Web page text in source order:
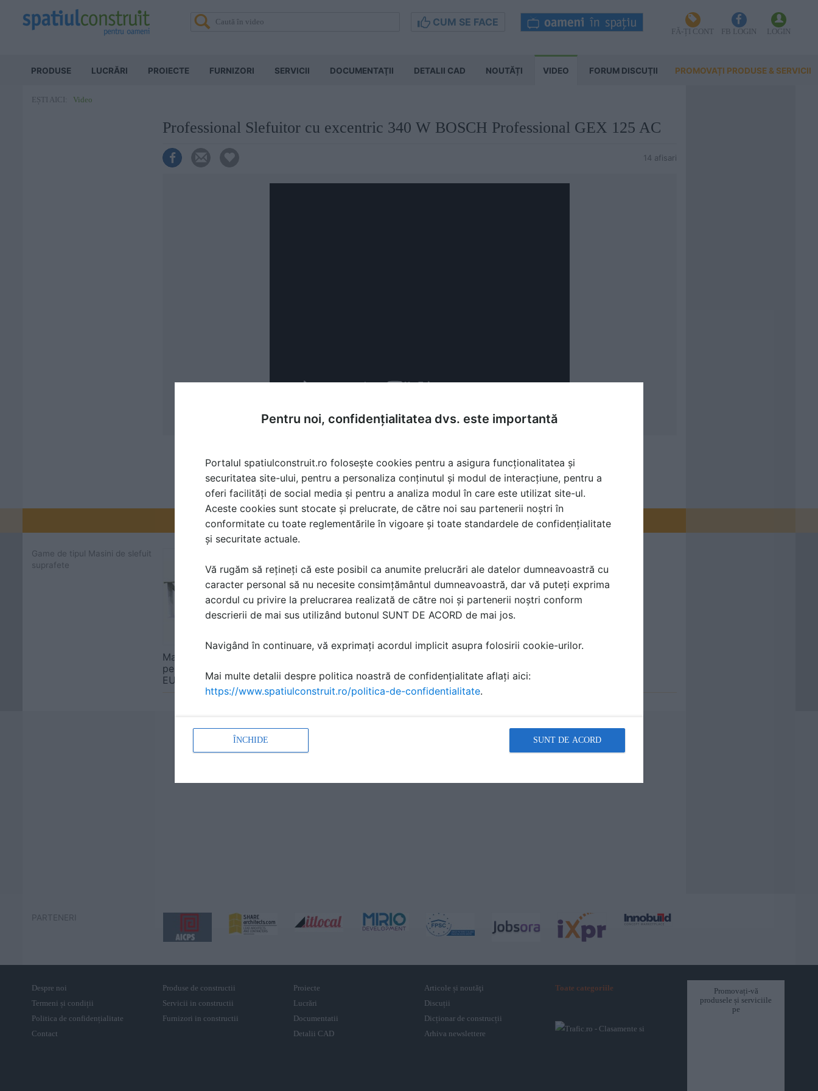
CUM SE FACE
FĂ-ȚI CONT FB LOGIN LOGIN
PRODUSE LUCRĂRI PROIECTE FURNIZORI SERVICII DOCUMENTAŢII DETALII CAD NOUTĂȚI VIDEO FORUM DISCUŢII PROMOVAȚI PRODUSE & SERVICII
EȘTI AICI: Video
Professional Slefuitor cu excentric 340 W BOSCH Professional GEX 125 AC
14 afisari
Promovați-vă produsele și serviciile pe SpatiulConstruit.ro!
Game de tipul Masini de slefuit
suprafete
Masini de slefuit cu perii
pentru mobilier din lemn
EURO ABRAZIVE
PARTENERI
Despre noi
Termeni și condiții
Politica de confidențialitate
Contact
Produse de constructii
Servicii in constructii
Furnizori in constructii
Proiecte
Lucrări
Documentatii
Detalii CAD
Articole și noutăţi
Discuții
Dicționar de construcții
Arhiva newslettere
Toate categoriile
Promovați-vă
produsele și serviciile
pe
Pentru noi, confidențialitatea dvs. este importantă
Portalul spatiulconstruit.ro folosește cookies pentru a asigura funcționalitatea și
securitatea site-ului, pentru a personaliza conținutul și modul de interacțiune, pentru a
oferi facilități de social media și pentru a analiza modul în care este utilizat site-ul.
Aceste cookies sunt stocate și prelucrate, de către noi sau partenerii noștri în
conformitate cu toate reglementările în vigoare și toate standardele de confidențialitate
și securitate actuale.
Vă rugăm să rețineți că este posibil ca anumite prelucrări ale datelor dumneavoastră cu
caracter personal să nu necesite consimțământul dumneavoastră, dar vă puteți exprima
acordul cu privire la prelucrarea realizată de către noi și partenerii noștri conform
descrierii de mai sus utilizând butonul SUNT DE ACORD de mai jos.
Navigând în continuare, vă exprimați acordul implicit asupra folosirii cookie-urilor.
Mai multe detalii despre politica noastră de confidențialitate aflați aici:
https://www.spatiulconstruit.ro/politica-de-confidentialitate.
ÎNCHIDE SUNT DE ACORD